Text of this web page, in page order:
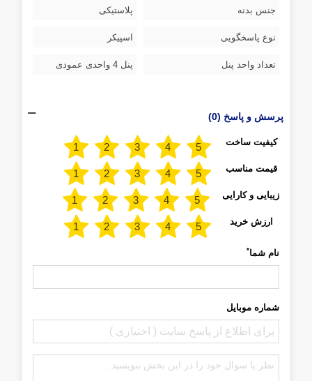
جنس بدنه پلاستیکی
نوع پاسخگویی اسپیکر
تعداد واحد پنل پنل 4 واحدی عمودی
پرسش و پاسخ (0)
کیفیت ساخت
قیمت مناسب
زیبایی و کارایی
ارزش خرید
نام شما*
شماره موبایل